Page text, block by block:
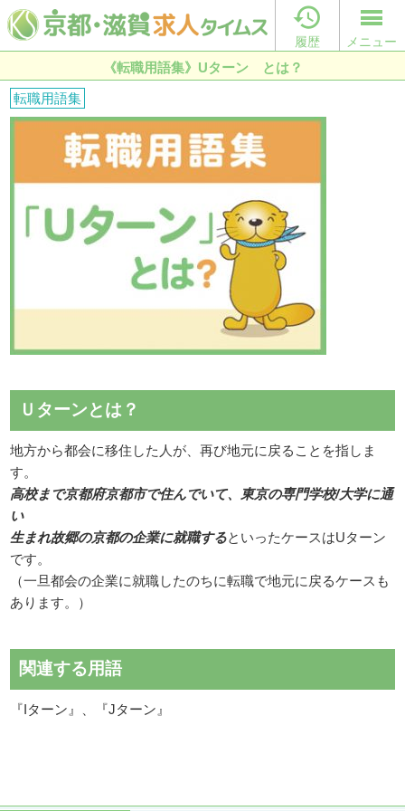

履歴 メニュー
《転職用語集》Uターン とは？
転職用語集
Ｕターンとは？
地方から都会に移住した人が、再び地元に戻ることを指しま
す。
高校まで京都府京都市で住んでいて、東京の専門学校/大学に通
い
生まれ故郷の京都の企業に就職するといったケースはUターン
です。
（一旦都会の企業に就職したのちに転職で地元に戻るケースも
あります。）
関連する用語
『Iターン』、『Jターン』